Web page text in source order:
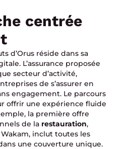
centrée
d’Orus réside dans sa
L’assurance proposée
secteur d’activité,
de s’assurer en
engagement. Le parcours
offrir une expérience fluide
la première offre
de la restauration,
Wakam, inclut toutes les
une couverture unique.